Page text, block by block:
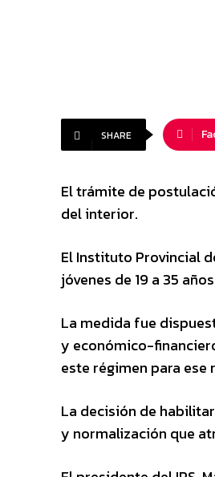
SHARE
El trámite de
del interior.
El Instituto Provincial
jóvenes de 19 a 35
La medida fue
y económico-
este régimen para ese
La decisión de
y normalización que